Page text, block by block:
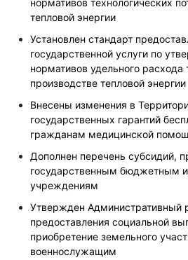
нормативов технологических
тепловой энергии
Установлен стандарт
государственной услуги по
нормативов удельного расхода
производстве тепловой энергии
Внесены изменения в
государственных гарантий
гражданам медицинской
Дополнен перечень субсидий,
государственным бюджетным
учреждениям
Утвержден Административный
предоставления социальной
приобретение земельного
военнослужащим